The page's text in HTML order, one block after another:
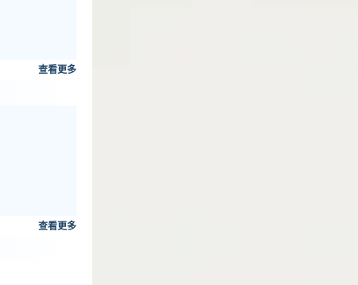
查看更多
查看更多